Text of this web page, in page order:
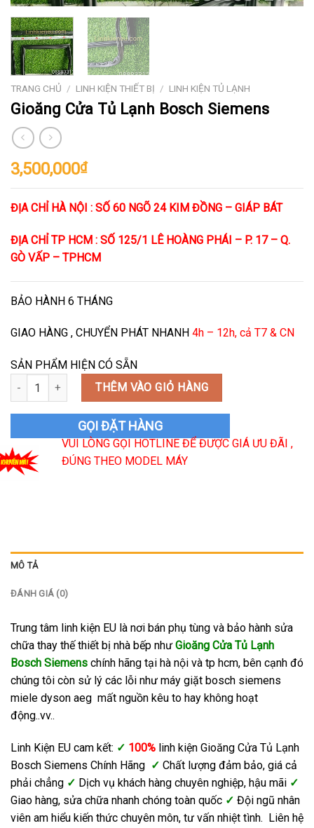
TRANG CHỦ / LINH KIỆN THIẾT BỊ / LINH KIỆN TỦ LẠNH
Gioăng Cửa Tủ Lạnh Bosch Siemens
3,500,000₫
ĐỊA CHỈ HÀ NỘI : SỐ 60 NGÕ 24 KIM ĐỒNG – GIÁP BÁT
ĐỊA CHỈ TP HCM : SỐ 125/1 LÊ HOÀNG PHÁI – P. 17 – Q.
GÒ VẤP – TPHCM
BẢO HÀNH 6 THÁNG
GIAO HÀNG , CHUYỂN PHÁT NHANH 4h – 12h, cả T7 & CN
SẢN PHẨM HIỆN CÓ SẴN
Gioăng Cửa Tủ Lạnh Bosch Siemens số lượng
THÊM VÀO GIỎ HÀNG
GỌI ĐẶT HÀNG
VUI LÒNG GỌI HOTLINE ĐỂ ĐƯỢC GIÁ ƯU ĐÃI ,
ĐÚNG THEO MODEL MÁY
MÔ TẢ
ĐÁNH GIÁ (0)
Trung tâm linh kiện EU là nơi bán phụ tùng và bảo hành sửa
chữa thay thế thiết bị nhà bếp như Gioăng Cửa Tủ Lạnh
Bosch Siemens chính hãng tại hà nội và tp hcm, bên cạnh đó
chúng tôi còn sử lý các lỗi như máy giặt bosch siemens
miele dyson aeg mất nguồn kêu to hay không hoạt
động..vv..
Linh Kiện EU cam kết: ✓ 100% linh kiện Gioăng Cửa Tủ Lạnh
Bosch Siemens Chính Hãng ✓ Chất lượng đảm bảo, giá cả
phải chẳng ✓ Dịch vụ khách hàng chuyên nghiệp, hậu mãi ✓
Giao hàng, sửa chữa nhanh chóng toàn quốc ✓ Đội ngũ nhân
viên am hiểu kiến thức chuyên môn, tư vấn nhiệt tình. Liên hệ